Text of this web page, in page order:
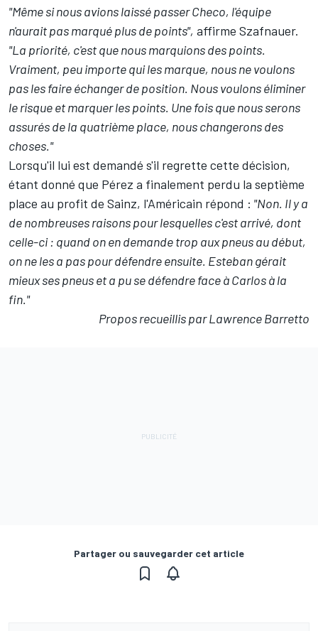
"Même si nous avions laissé passer Checo, l'équipe
n'aurait pas marqué plus de points", affirme Szafnauer.
"La priorité, c'est que nous marquions des points.
Vraiment, peu importe qui les marque, nous ne voulons
pas les faire échanger de position. Nous voulons éliminer
le risque et marquer les points. Une fois que nous serons
assurés de la quatrième place, nous changerons des
choses."
Lorsqu'il lui est demandé s'il regrette cette décision,
étant donné que Pérez a finalement perdu la septième
place au profit de Sainz, l'Américain répond : "Non. Il y a
de nombreuses raisons pour lesquelles c'est arrivé, dont
celle-ci : quand on en demande trop aux pneus au début,
on ne les a pas pour défendre ensuite. Esteban gérait
mieux ses pneus et a pu se défendre face à Carlos à la
fin."
Propos recueillis par Lawrence Barretto
Partager ou sauvegarder cet article